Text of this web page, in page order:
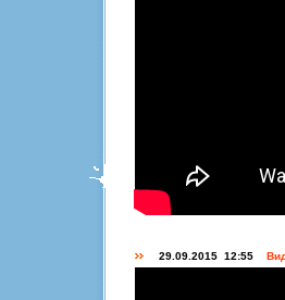
29.09.2015 12:55